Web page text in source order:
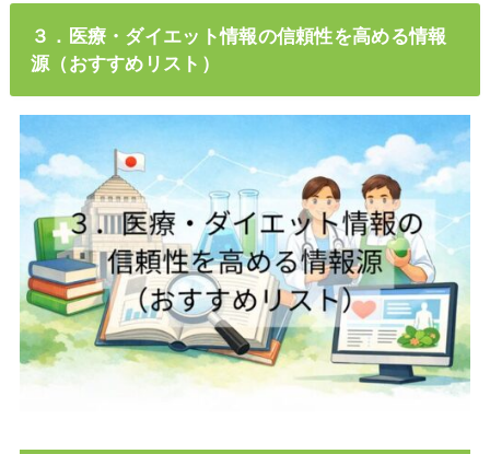
３．医療・ダイエット情報の信頼性を高める情報
源（おすすめリスト）